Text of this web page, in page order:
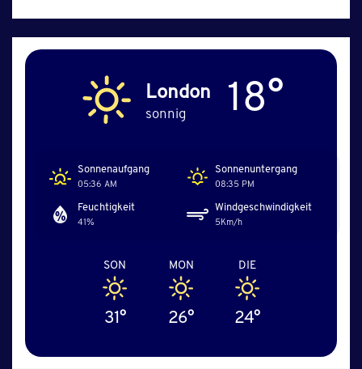
London
sonnig 18°
Sonnenaufgang
05:36 AM
Sonnenuntergang
08:35 PM
Feuchtigkeit
41%
Windgeschwindigkeit
5Km/h
SON
31°
MON
26°
DIE
24°